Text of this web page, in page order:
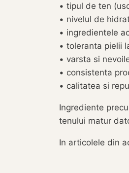
• tipul de ten
• nivelul de
• ingredientele
• toleranta pielii
• varsta si
• consistenta
• calitatea si
Ingrediente
tenului matur
In articolele din